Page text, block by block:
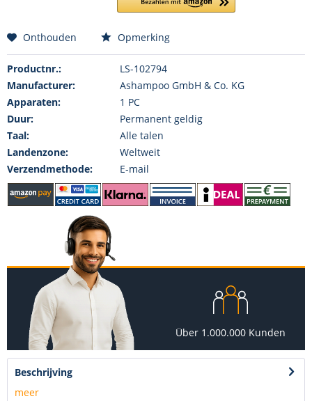
Onthouden Opmerking
Productnr.:
LS-102794
Manufacturer:
Ashampoo GmbH & Co. KG
Apparaten:
1 PC
Duur:
Permanent geldig
Taal:
Alle talen
Landenzone:
Weltweit
Verzendmethode:
E-mail
Über 1.000.000 Kunden
Beschrijving
meer